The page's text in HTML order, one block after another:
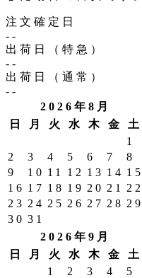
注文確定日
--
出荷日（特急）
--
出荷日（通常）
--
2026年8月
日
月 火 水 木 金
土
1
2
3 4 5 6 7
8
9
10 11 12 13 14 15
16 17 18 19 20 21
22
23 24 25 26 27 28 29
30 31
2026年9月
日
月 火 水 木 金
土
1
2 3 4
5